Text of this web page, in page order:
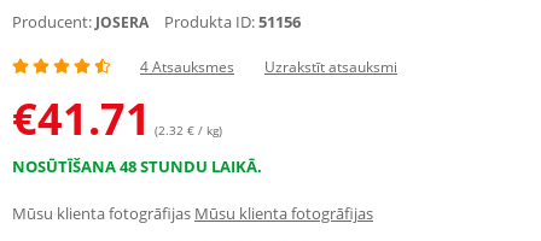
Producent: JOSERA Produkta ID:51156
4 Atsauksmes Uzrakstīt atsauksmi
€41.71 (2.32 € / kg)
NOSŪTĪŠANA 48 STUNDU LAIKĀ.
Mūsu klienta fotogrāfijas Mūsu klienta fotogrāfijas